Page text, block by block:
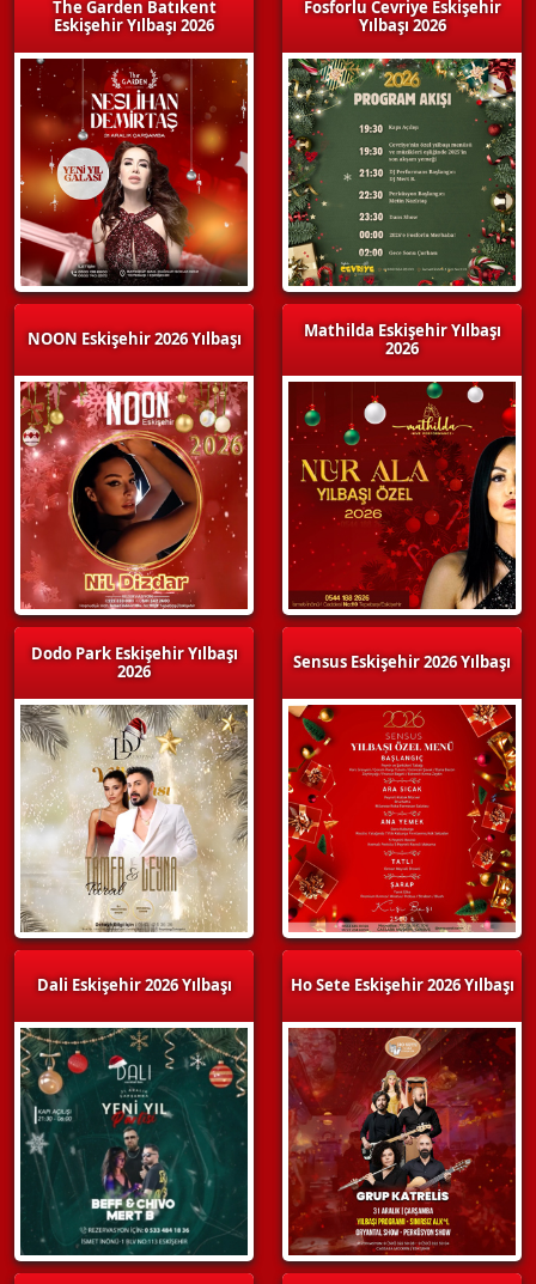
The Garden Batıkent
Eskişehir Yılbaşı 2026
NOON Eskişehir 2026 Yılbaşı
Dodo Park Eskişehir Yılbaşı
2026
Dali Eskişehir 2026 Yılbaşı
Fosforlu Cevriye Eskişehir
Yılbaşı 2026
Mathilda Eskişehir Yılbaşı
2026
Sensus Eskişehir 2026 Yılbaşı
Ho Sete Eskişehir 2026 Yılbaşı